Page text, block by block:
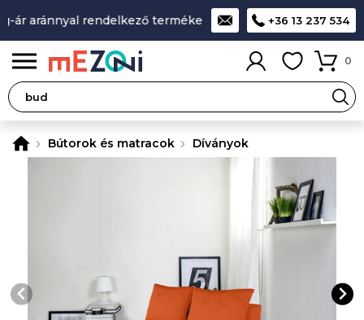
aránnyal rendelkező termékek A legjobb design-
+36 13 237 534
0
Bútorok és matracok Díványok